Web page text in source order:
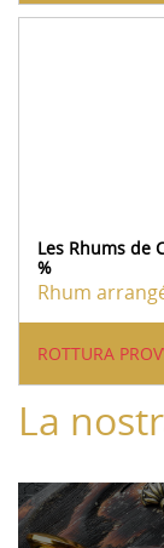
Les Rhums de
%
Rhum
ROTTURA
La